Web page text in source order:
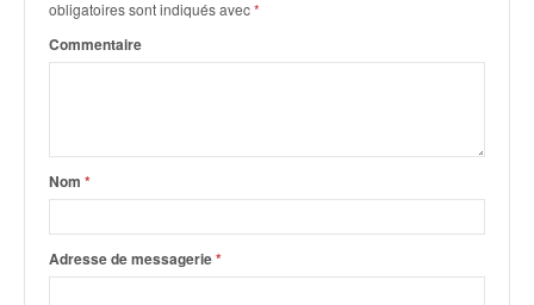
obligatoires sont indiqués avec*
Commentaire
Nom *
Adresse de messagerie*